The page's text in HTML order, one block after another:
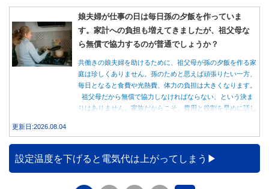
娘夫婦が仕事の日は毎日孫の夕飯を作っていま
す。家計への負担も増えてきましたが、祖父母な
ら無償で協力するのが普通でしょうか？
共働きの娘夫婦を助けるために、祖父母が孫の夕飯を作る家
庭は珍しくありません。孫のためと思えば頑張りたい一方、
毎日となると食費や光熱費、体力の負担は大きくなります。
祖父母だから無償で協力しなければならない、という決ま
りはありません。家族だからこそ、費用と役割を早めに話し
更新日:2026.08.04
設定温度を下げると電気代は上がってしまう